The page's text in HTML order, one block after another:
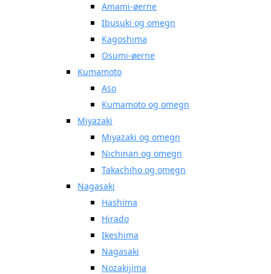
Amami-øerne
Ibusuki og omegn
Kagoshima
Osumi-øerne
Kumamoto
Aso
Kumamoto og omegn
Miyazaki
Miyazaki og omegn
Nichinan og omegn
Takachiho og omegn
Nagasaki
Hashima
Hirado
Ikeshima
Nagasaki
Nozakijima